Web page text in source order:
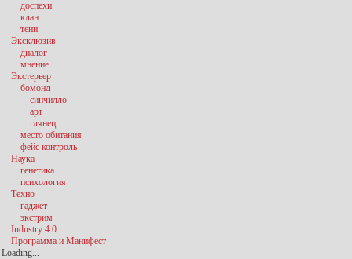
доспехи
клан
тени
Эксклюзив
диалог
мнение
Экстерьер
бомонд
синчилло
арт
глянец
место обитания
фейс контроль
Наука
генетика
психология
Техно
гаджет
экстрим
Industry 4.0
Программа и Манифест
Loading...